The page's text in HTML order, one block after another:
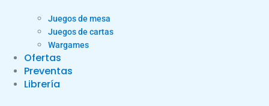
Juegos de mesa
Juegos de cartas
Wargames
Ofertas
Preventas
Librería